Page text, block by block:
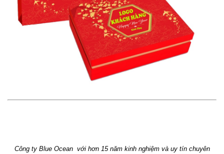
Công ty Blue Ocean với hơn 15 năm kinh nghiệm và uy tín chuyên